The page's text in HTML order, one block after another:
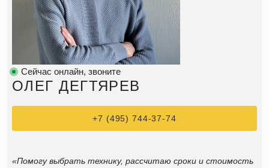
Сейчас онлайн, звоните
ОЛЕГ ДЕГТЯРЕВ
+7 (495) 744-37-74
«Помогу выбрать технику, рассчитаю сроки и стоимость